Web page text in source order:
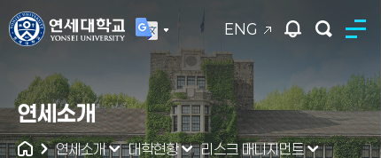
ENG
연세대학교
통합검색
연세소개
연세소개 대학현황 리스크 매니지먼트